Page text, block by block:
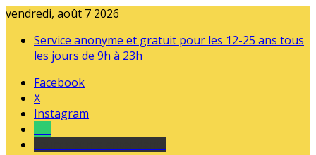
vendredi, août 7 2026
Service anonyme et gratuit pour les 12-25 ans tous
les jours de 9h à 23h
Facebook
X
Instagram